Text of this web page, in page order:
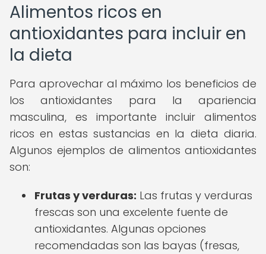
Alimentos ricos en
antioxidantes para incluir en
la dieta
Para aprovechar al máximo los beneficios de
los antioxidantes para la apariencia
masculina, es importante incluir alimentos
ricos en estas sustancias en la dieta diaria.
Algunos ejemplos de alimentos antioxidantes
son:
Frutas y verduras: Las frutas y verduras
frescas son una excelente fuente de
antioxidantes. Algunas opciones
recomendadas son las bayas (fresas,